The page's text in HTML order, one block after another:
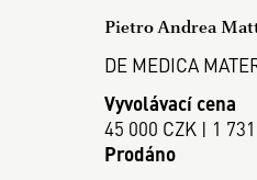
Pietro Andrea
DE MEDICA
Vyvolávací cena
45 000 CZK | 1
Prodáno